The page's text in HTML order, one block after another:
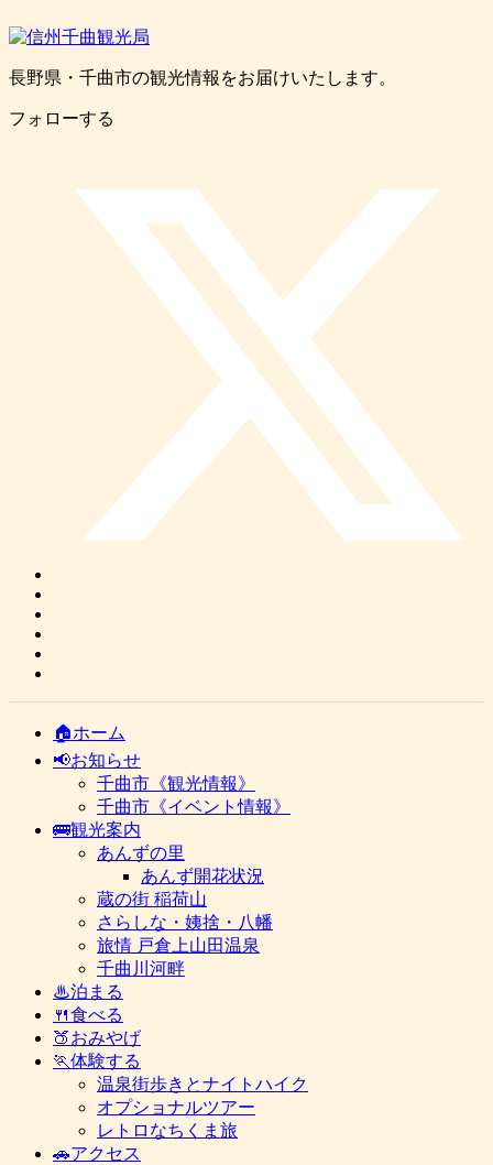
長野県・千曲市の観光情報をお届けいたします。
フォローする
🏠ホーム
📢お知らせ
千曲市《観光情報》
千曲市《イベント情報》
🚌観光案内
あんずの里
あんず開花状況
蔵の街 稲荷山
さらしな・姨捨・八幡
旅情 戸倉上山田温泉
千曲川河畔
♨泊まる
🍴食べる
🍑おみやげ
🏃体験する
温泉街歩きとナイトハイク
オプショナルツアー
レトロなちくま旅
🚗アクセス